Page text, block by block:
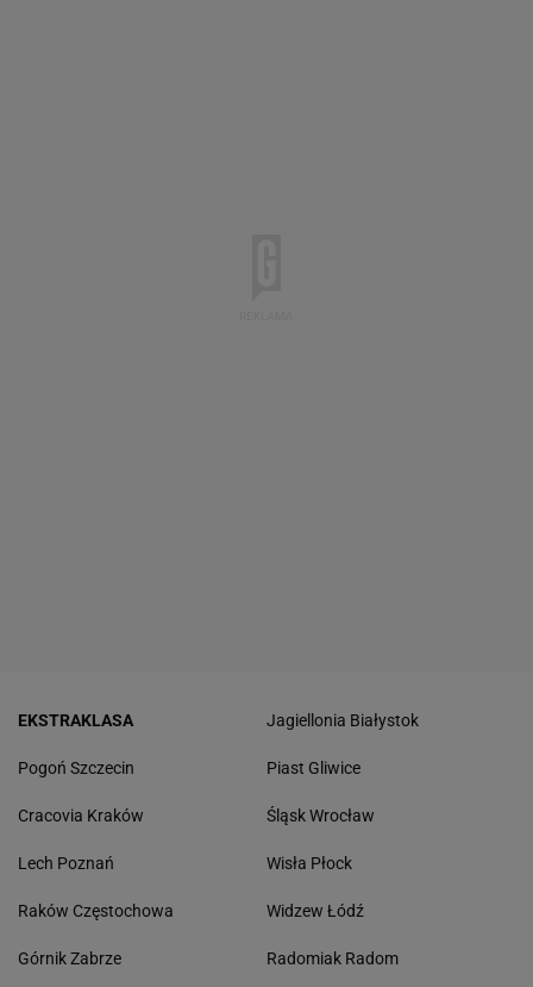
EKSTRAKLASA
Pogoń Szczecin
Cracovia Kraków
Lech Poznań
Raków Częstochowa
Górnik Zabrze
Jagiellonia Białystok
Piast Gliwice
Śląsk Wrocław
Wisła Płock
Widzew Łódź
Radomiak Radom